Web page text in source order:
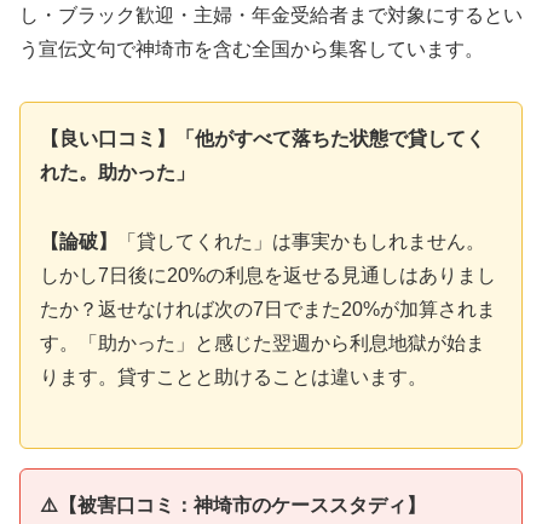
し・ブラック歓迎・主婦・年金受給者まで対象にするとい
う宣伝文句で神埼市を含む全国から集客しています。
【良い口コミ】「他がすべて落ちた状態で貸してく
れた。助かった」
【論破】
「貸してくれた」は事実かもしれません。
しかし7日後に20%の利息を返せる見通しはありまし
たか？返せなければ次の7日でまた20%が加算されま
す。「助かった」と感じた翌週から利息地獄が始ま
ります。貸すことと助けることは違います。
⚠️【被害口コミ：神埼市のケーススタディ】